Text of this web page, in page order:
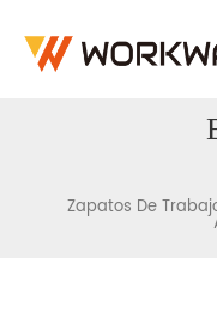
Zapatos De